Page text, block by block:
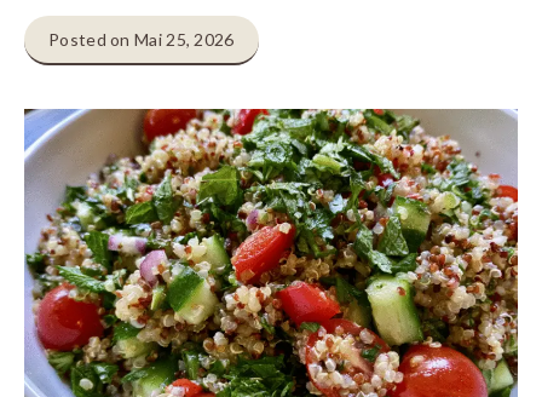
Posted on Mai 25, 2026